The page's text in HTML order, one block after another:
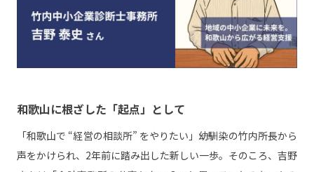
お問い合わせ
©︎Park Biz WAKAYAMA / Photo by 今西浩文
和歌山に根ざした「起点」として
「和歌山で “経営の相談所” をやりたい」――幼馴染の竹内所長から
声をかけられ、2年前に踏み出した新しい一歩。そのころ、吉野